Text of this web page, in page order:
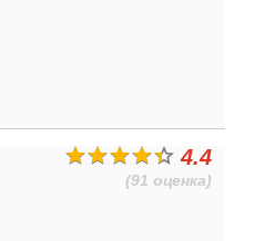
4.4
(91 оценка)